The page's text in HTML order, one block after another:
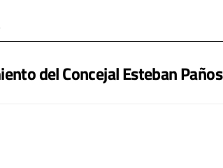
del Concejal Esteban Paños